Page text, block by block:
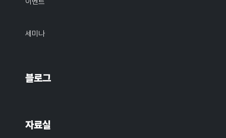
세미나
블로그
자료실